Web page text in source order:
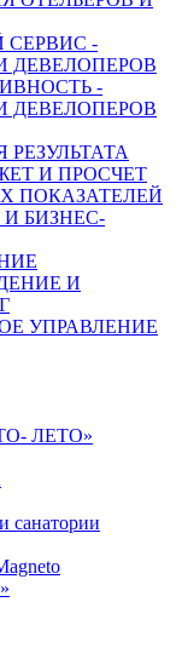
-
ДЕВЕЛОПЕРОВ
-
ДЕВЕЛОПЕРОВ
И ПРОСЧЕТ
ПОКАЗАТЕЛЕЙ
БИЗНЕС-
И
УПРАВЛЕНИЕ
ЛЕТО»
санатории